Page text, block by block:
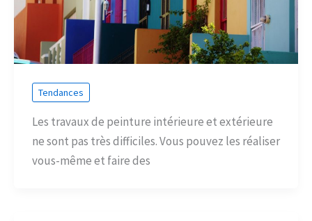
Tendances
Les travaux de peinture intérieure et extérieure
ne sont pas très difficiles. Vous pouvez les réaliser
vous-même et faire des